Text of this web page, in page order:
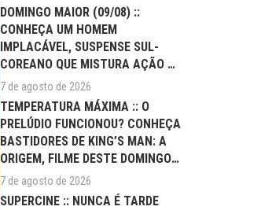
DOMINGO MAIOR (09/08) ::
CONHEÇA UM HOMEM
IMPLACÁVEL, SUSPENSE SUL-
COREANO QUE MISTURA AÇÃO E
DRAMA FAMILIAR
7 de agosto de 2026
TEMPERATURA MÁXIMA :: O
PRELÚDIO FUNCIONOU? CONHEÇA
BASTIDORES DE KING’S MAN: A
ORIGEM, FILME DESTE DOMINGO
(09/08)
7 de agosto de 2026
SUPERCINE :: NUNCA É TARDE